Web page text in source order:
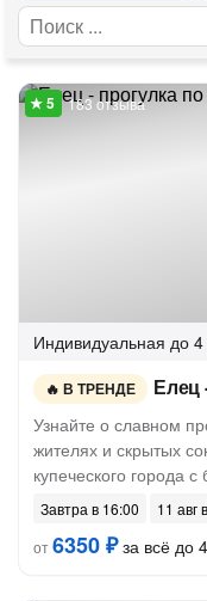
183 отзыва
Индивидуальная до 4
В ТРЕНДЕ Елец
Узнайте о славном
жителях и скрытых
купеческого города с
Завтра в 16:00
11 авг
от6350 ₽за всё до